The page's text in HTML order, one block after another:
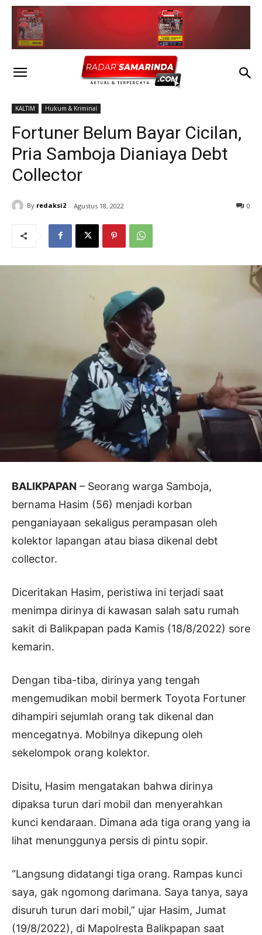
KALTIM Hukum & Kriminal
Fortuner Belum Bayar Cicilan,
Pria Samboja Dianiaya Debt
Collector
By redaksi2 Agustus 18, 2022 0
BALIKPAPAN – Seorang warga Samboja,
bernama Hasim (56) menjadi korban
penganiayaan sekaligus perampasan oleh
kolektor lapangan atau biasa dikenal debt
collector.
Diceritakan Hasim, peristiwa ini terjadi saat
menimpa dirinya di kawasan salah satu rumah
sakit di Balikpapan pada Kamis (18/8/2022) sore
kemarin.
Dengan tiba-tiba, dirinya yang tengah
mengemudikan mobil bermerk Toyota Fortuner
dihampiri sejumlah orang tak dikenal dan
mencegatnya. Mobilnya dikepung oleh
sekelompok orang kolektor.
Disitu, Hasim mengatakan bahwa dirinya
dipaksa turun dari mobil dan menyerahkan
kunci kendaraan. Dimana ada tiga orang yang ia
lihat menunggunya persis di pintu sopir.
“Langsung didatangi tiga orang. Rampas kunci
saya, gak ngomong darimana. Saya tanya, saya
disuruh turun dari mobil,” ujar Hasim, Jumat
(19/8/2022), di Mapolresta Balikpapan saat